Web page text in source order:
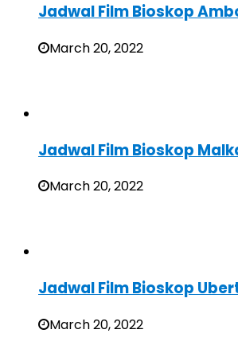
Jadwal Film Bioskop
March 20, 2022
Jadwal Film Bioskop
March 20, 2022
Jadwal Film Bioskop
March 20, 2022